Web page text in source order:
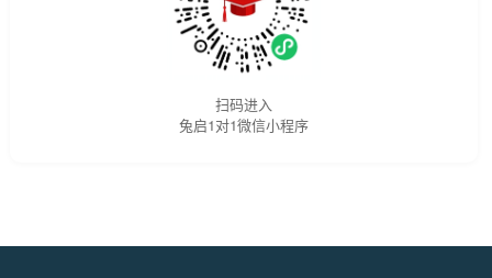
扫码进入
兔启1对1微信小程序